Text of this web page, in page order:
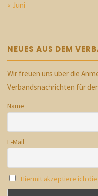
« Juni
NEUES AUS DEM
Wir freuen uns über die
Verbandsnachrichten für
Name
E-Mail
Hiermit akzeptiere ich